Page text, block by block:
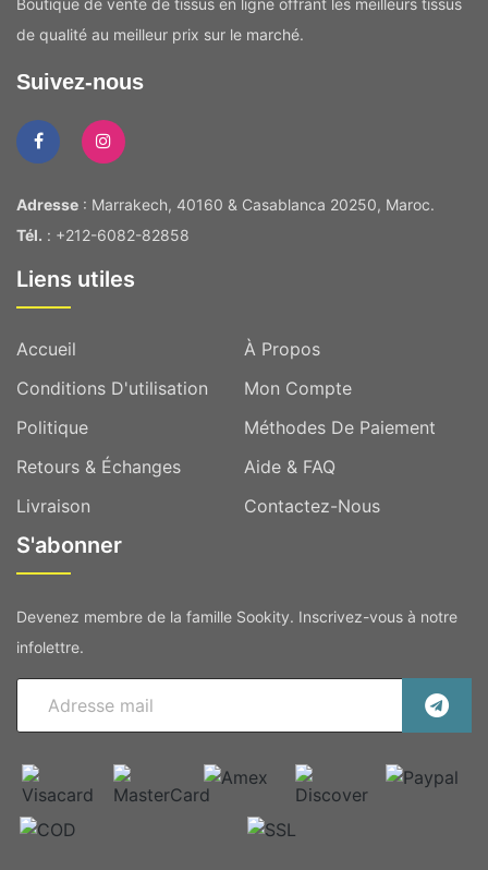
Boutique de vente de tissus en ligne offrant les meilleurs tissus
de qualité au meilleur prix sur le marché.
Suivez-nous
Adresse : Marrakech, 40160 & Casablanca 20250, Maroc.
Tél. : +212-6082-82858
Liens utiles
Accueil
À Propos
Conditions D'utilisation
Mon Compte
Politique
Méthodes De Paiement
Retours & Échanges
Aide & FAQ
Livraison
Contactez-Nous
S'abonner
Devenez membre de la famille Sookity. Inscrivez-vous à notre
infolettre.